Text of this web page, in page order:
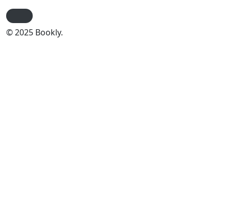
© 2025 Bookly.